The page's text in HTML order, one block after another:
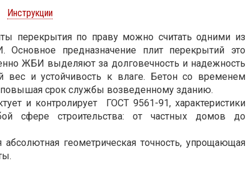
Инструкции
перекрытия по праву можно считать одними из
предназначение плит перекрытий это
ЖБИ выделяют за долговечность и надежность
и устойчивость к влаге. Бетон со временем
повышая срок службы возведенному зданию.
и контролирует ГОСТ 9561-91, характеристики
сфере строительства: от частных домов до
геометрическая точность, упрощающая